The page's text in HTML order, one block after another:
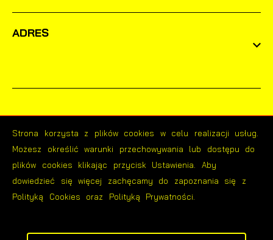
ADRES
Odwiedzin: 1629533
Online: 19
Strona korzysta z plików cookies w celu realizacji usług.
Możesz określić warunki przechowywania lub dostępu do
plików cookies klikając przycisk Ustawienia. Aby
dowiedzieć się więcej zachęcamy do zapoznania się z
Polityką Cookies oraz Polityką Prywatności.